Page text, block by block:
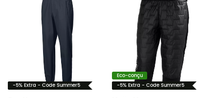
-5% Extra - Code Summer5
Eco-conçu
-5% Extra - Code Summer5